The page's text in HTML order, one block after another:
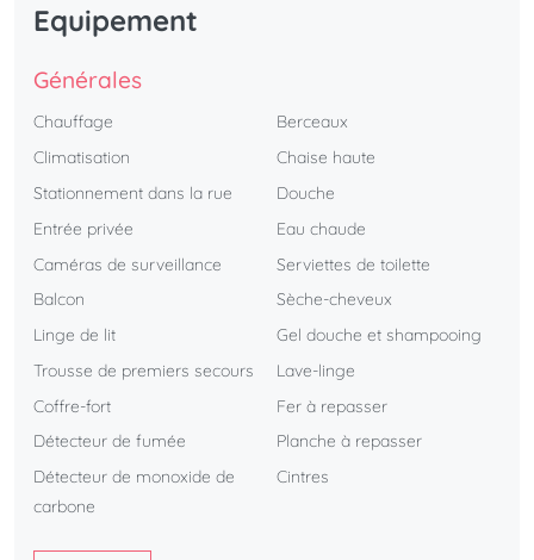
Equipement
Générales
Chauffage
Climatisation
Stationnement dans la rue
Entrée privée
Caméras de surveillance
Balcon
Linge de lit
Trousse de premiers secours
Coffre-fort
Détecteur de fumée
Détecteur de monoxide de
carbone
Berceaux
Chaise haute
Douche
Eau chaude
Serviettes de toilette
Sèche-cheveux
Gel douche et shampooing
Lave-linge
Fer à repasser
Planche à repasser
Cintres